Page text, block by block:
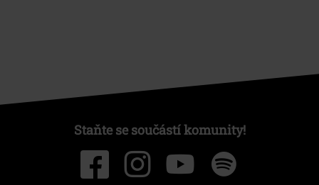
Staňte se součástí komunity!